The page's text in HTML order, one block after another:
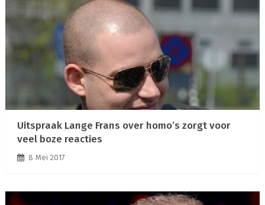
Uitspraak Lange Frans over homo’s zorgt voor
veel boze reacties
8 Mei 2017